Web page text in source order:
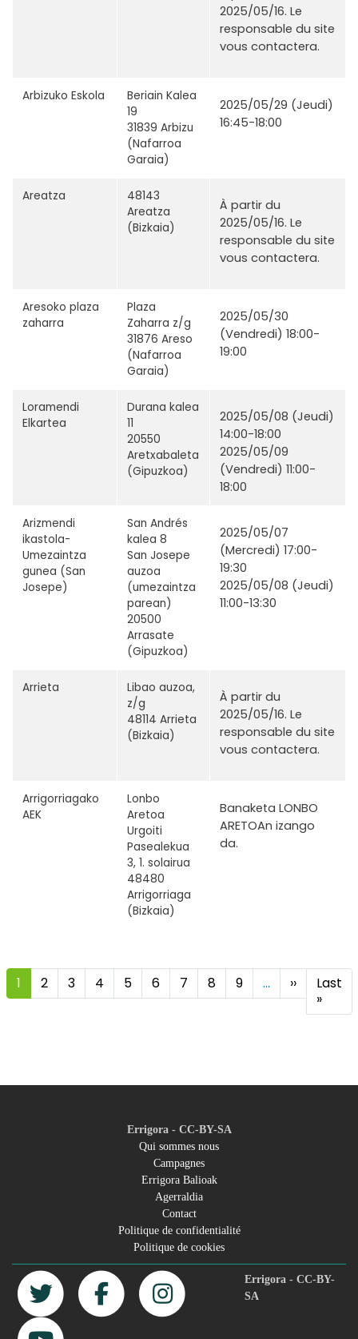
2025/05/16. Le
responsable du site
vous contactera.
Arbizuko Eskola
Beriain Kalea
19
31839 Arbizu
(Nafarroa
Garaia)
2025/05/29 (Jeudi)
16:45-18:00
Areatza
48143
Areatza
(Bizkaia)
À partir du
2025/05/16. Le
responsable du site
vous contactera.
Aresoko plaza
zaharra
Plaza
Zaharra z/g
31876 Areso
(Nafarroa
Garaia)
2025/05/30
(Vendredi) 18:00-
19:00
Loramendi
Elkartea
Durana kalea
11
20550
Aretxabaleta
(Gipuzkoa)
2025/05/08 (Jeudi)
14:00-18:00
2025/05/09
(Vendredi) 11:00-
18:00
Arizmendi
ikastola-
Umezaintza
gunea (San
Josepe)
San Andrés
kalea 8
San Josepe
auzoa
(umezaintza
parean)
20500
Arrasate
(Gipuzkoa)
2025/05/07
(Mercredi) 17:00-
19:30
2025/05/08 (Jeudi)
11:00-13:30
Arrieta
Libao auzoa,
z/g
48114 Arrieta
(Bizkaia)
À partir du
2025/05/16. Le
responsable du site
vous contactera.
Arrigorriagako
AEK
Lonbo
Aretoa
Urgoiti
Pasealekua
3, 1. solairua
48480
Arrigorriaga
(Bizkaia)
Banaketa LONBO
ARETOAn izango
da.
Pagination
1 2 3 4 5 6 7 8 9 … ››Page
suivante
Last
»
page
Footer
menu
Errigora - CC-BY-SA
Qui sommes nous
Campagnes
Errigora Balioak
Agerraldia
Contact
Politique de confidentialité
Politique de cookies
Errigora - CC-BY-
SA